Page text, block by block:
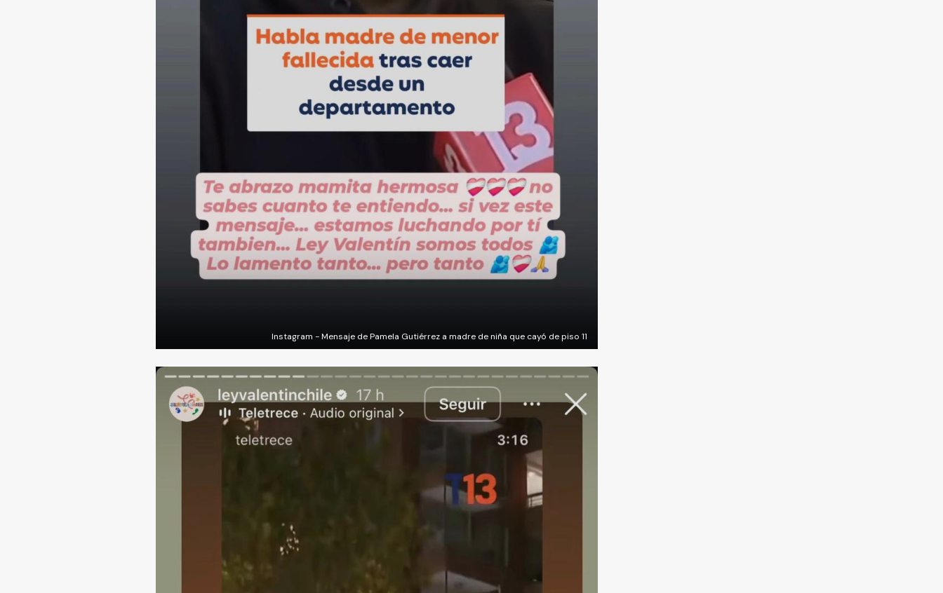
Instagram - Mensaje de Pamela Gutiérrez a madre de niña que cayó de piso 11